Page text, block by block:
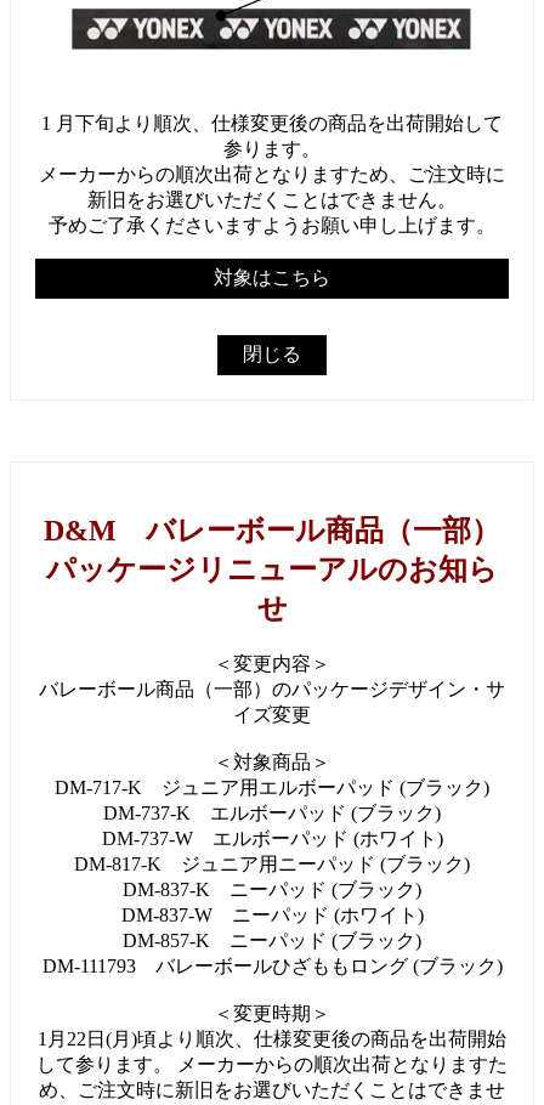
1 月下旬より順次、仕様変更後の商品を出荷開始して
参ります。
メーカーからの順次出荷となりますため、ご注文時に
新旧をお選びいただくことはできません。
予めご了承くださいますようお願い申し上げます。
対象はこちら
閉じる
D&M バレーボール商品（一部）
パッケージリニューアルのお知ら
せ
＜変更内容＞
バレーボール商品（一部）のパッケージデザイン・サ
イズ変更
＜対象商品＞
DM-717-K ジュニア用エルボーパッド (ブラック)
DM-737-K エルボーパッド (ブラック)
DM-737-W エルボーパッド (ホワイト)
DM-817-K ジュニア用ニーパッド (ブラック)
DM-837-K ニーパッド (ブラック)
DM-837-W ニーパッド (ホワイト)
DM-857-K ニーパッド (ブラック)
DM-111793 バレーボールひざももロング (ブラック)
＜変更時期＞
1月22日(月)頃より順次、仕様変更後の商品を出荷開始
して参ります。 メーカーからの順次出荷となりますた
め、ご注文時に新旧をお選びいただくことはできませ